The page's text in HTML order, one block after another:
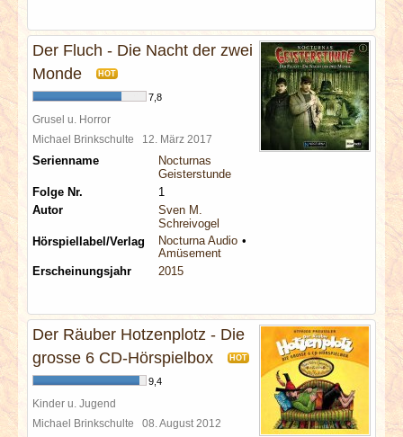
Der Fluch - Die Nacht der zwei
Monde
HOT
7,8
Grusel u. Horror
Michael Brinkschulte 12. März 2017
Serienname
Nocturnas
Geisterstunde
Folge Nr.
1
Autor
Sven M.
Schreivogel
Hörspiellabel/Verlag
Nocturna Audio
Amüsement
Erscheinungsjahr
2015
Der Räuber Hotzenplotz - Die
grosse 6 CD-Hörspielbox
HOT
9,4
Kinder u. Jugend
Michael Brinkschulte 08. August 2012